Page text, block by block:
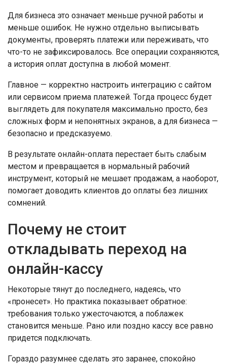
Для бизнеса это означает меньше ручной работы и
меньше ошибок. Не нужно отдельно выписывать
документы, проверять платежи или переживать, что
что-то не зафиксировалось. Все операции сохраняются,
а история оплат доступна в любой момент.
Главное — корректно настроить интеграцию с сайтом
или сервисом приема платежей. Тогда процесс будет
выглядеть для покупателя максимально просто, без
сложных форм и непонятных экранов, а для бизнеса —
безопасно и предсказуемо.
В результате онлайн-оплата перестает быть слабым
местом и превращается в нормальный рабочий
инструмент, который не мешает продажам, а наоборот,
помогает доводить клиентов до оплаты без лишних
сомнений.
Почему не стоит
откладывать переход на
онлайн-кассу
Некоторые тянут до последнего, надеясь, что
«пронесет». Но практика показывает обратное:
требования только ужесточаются, а поблажек
становится меньше. Рано или поздно кассу все равно
придется подключать.
Гораздо разумнее сделать это заранее, спокойно